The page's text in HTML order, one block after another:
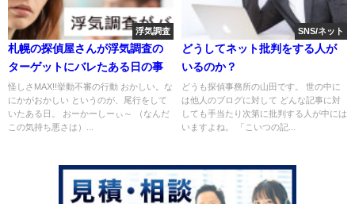
浮気調査
札幌の探偵屋さんが浮気調査の
ターゲットにバレたある日の事
怪しさMAX!!挙動不審の行動 おかしい。な
にかがおかしい というのが、尾行をして
いたある日。 おーかーしーぃ～ （なんだ
この気持ち悪さは）...
SNS/ネット
どうしてネット批判をする人が
いるのか？
どうも探偵事務所の山田です。 世の中に
は他人のブログに対して どんな記事に対
しても手当たり次第に批判する人が中には
いますよね。 「こいつの記...